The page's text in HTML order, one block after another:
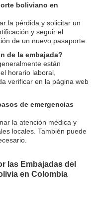
boliviano en
la pérdida y solicitar un
y seguir el
de un nuevo pasaporte.
de la embajada?
están
horario laboral,
verificar en la página web
de emergencias
la atención médica y
locales. También puede
las Embajadas del
en Colombia